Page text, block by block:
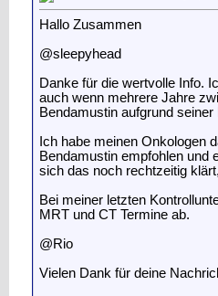
Hallo Zusammen
@sleepyhead
Danke für die wertvolle Info.
auch wenn mehrere Jahre
Bendamustin aufgrund
Ich habe meinen Onkologen
Bendamustin empfohlen und
sich das noch rechtzeitig
Bei meiner letzten
MRT und CT Termine ab.
@Rio
Vielen Dank für deine